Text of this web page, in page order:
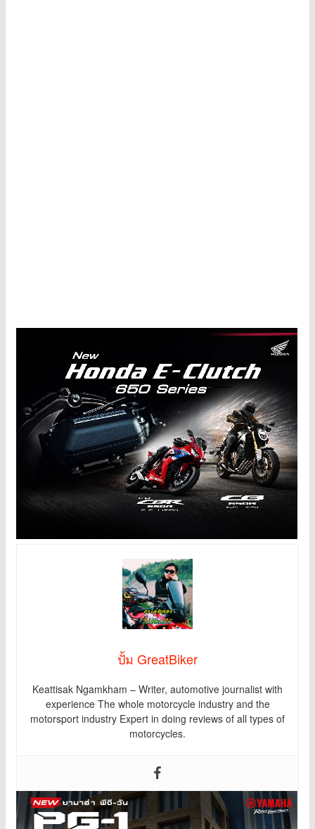
ปั้ม GreatBiker
Keattisak Ngamkham – Writer, automotive journalist with
experience The whole motorcycle industry and the
motorsport industry Expert in doing reviews of all types of
motorcycles.